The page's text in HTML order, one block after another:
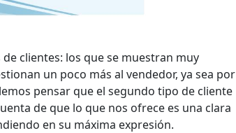
clientes: los que se muestran muy
un poco más al vendedor, ya sea por
pensar que el segundo tipo de cliente
de que lo que nos ofrece es una clara
en su máxima expresión.